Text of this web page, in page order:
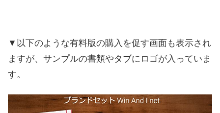
▼以下のような有料版の購入を促す画面も表示され
ますが、サンプルの書類やタブにロゴが入っていま
す。